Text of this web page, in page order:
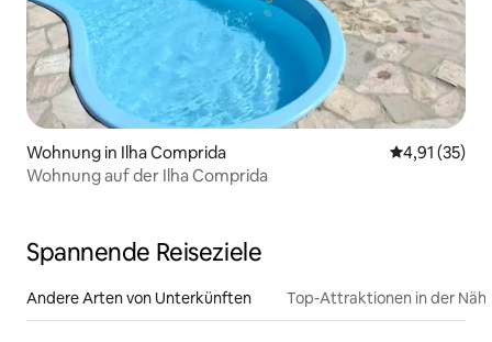
Wohnung in Ilha Comprida
4,91 (35)
Wohnung auf der Ilha Comprida
Spannende Reiseziele
Andere Arten von Unterkünften Top-Attraktionen in der